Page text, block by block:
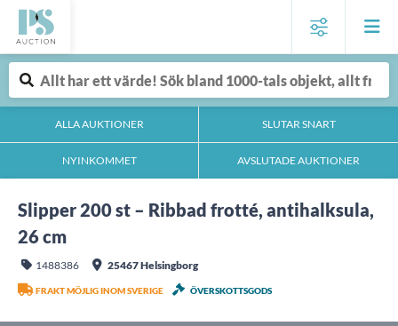
ALLA AUKTIONER SLUTAR SNART
NYINKOMMET AVSLUTADE AUKTIONER
Slipper 200 st – Ribbad frotté, antihalksula,
26 cm
1488386 25467 Helsingborg
FRAKT MÖJLIG INOM SVERIGE ÖVERSKOTTSGODS